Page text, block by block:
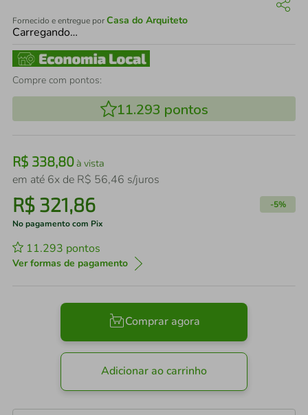
Fornecido e entregue porCasa do Arquiteto
Carregando…
Compre com pontos:
11.293 pontos
R$ 338,80à vista
em até 6x de R$ 56,46 s/juros
R$ 321,86 -5%
No pagamento com Pix
11.293 pontos
Ver formas de pagamento
Comprar agora
Adicionar ao carrinho